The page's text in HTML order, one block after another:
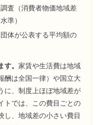
査（消費者物価地域差
準）
体が公表する平均額の
。 家賃や生活費は地域
酬は全国一律）や国立大
に、制度上ほぼ地域差が
トでは、この費目ごとの
し、地域差の小さい費目